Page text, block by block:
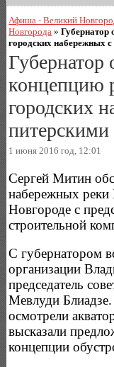
Афиша - Великий
Новгорода »Губернатор
городских набережных
Губернатор
концепцию
городских
питерскими
1 июня 2016 год, 12:01
Сергей Митин
набережных
Новгороде с
строительной
С губернатором
организации
председатель
Мевлуди
осмотрели
высказали
концепции